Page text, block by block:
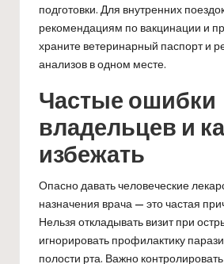
подготовки. Для внутренних
рекомендациям по вакцинации и
храните ветеринарный паспорт и
анализов в одном месте.
Частые ошибки
владельцев и
избежать
Опасно давать человеческие
назначения врача — это частая
Нельзя откладывать визит при
игнорировать профилактику
полости рта. Важно